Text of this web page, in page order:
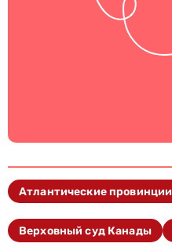
Атлантические провинции
Верховный суд Канады